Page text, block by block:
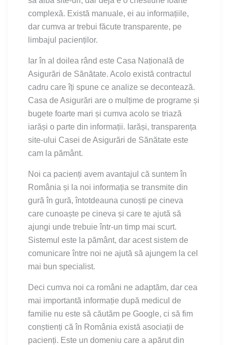
complexă. Există manuale, ei au informațiile,
dar cumva ar trebui făcute transparente, pe
limbajul pacienților.
Iar în al doilea rând este Casa Națională de
Asigurări de Sănătate. Acolo există contractul
cadru care îți spune ce analize se decontează.
Casa de Asigurări are o mulțime de programe și
bugete foarte mari și cumva acolo se triază
iarăși o parte din informații. Iarăși, transparența
site-ului Casei de Asigurări de Sănătate este
cam la pământ.
Noi ca pacienți avem avantajul că suntem în
România și la noi informația se transmite din
gură în gură, întotdeauna cunoști pe cineva
care cunoaște pe cineva și care te ajută să
ajungi unde trebuie într-un timp mai scurt.
Sistemul este la pământ, dar acest sistem de
comunicare între noi ne ajută să ajungem la cel
mai bun specialist.
Deci cumva noi ca români ne adaptăm, dar cea
mai importantă informație după medicul de
familie nu este să căutăm pe Google, ci să fim
conștienți că în România există asociații de
pacienți. Este un domeniu care a apărut din